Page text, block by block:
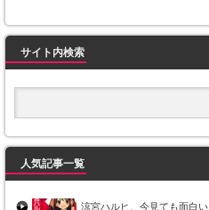
サイト内検索
人気記事一覧
涼宮ハルヒ、今見ても面白い